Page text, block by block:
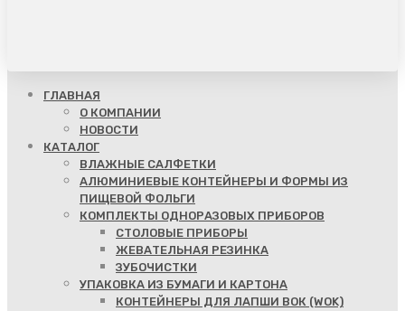
ГЛАВНАЯ
О КОМПАНИИ
НОВОСТИ
КАТАЛОГ
ВЛАЖНЫЕ САЛФЕТКИ
АЛЮМИНИЕВЫЕ КОНТЕЙНЕРЫ И ФОРМЫ ИЗ
ПИЩЕВОЙ ФОЛЬГИ
КОМПЛЕКТЫ ОДНОРАЗОВЫХ ПРИБОРОВ
СТОЛОВЫЕ ПРИБОРЫ
ЖЕВАТЕЛЬНАЯ РЕЗИНКА
ЗУБОЧИСТКИ
УПАКОВКА ИЗ БУМАГИ И КАРТОНА
КОНТЕЙНЕРЫ ДЛЯ ЛАПШИ ВОК (WOK)